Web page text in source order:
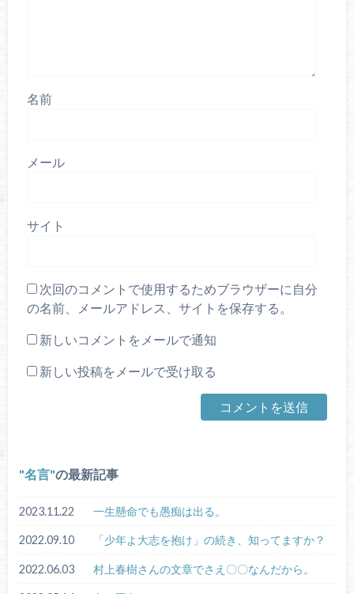
名前
メール
サイト
次回のコメントで使用するためブラウザーに自分
の名前、メールアドレス、サイトを保存する。
新しいコメントをメールで通知
新しい投稿をメールで受け取る
名言 の最新記事
2023.11.22 一生懸命でも愚痴は出る。
2022.09.10 「少年よ大志を抱け」の続き、知ってますか？
2022.06.03 村上春樹さんの文章でさえ〇〇なんだから。